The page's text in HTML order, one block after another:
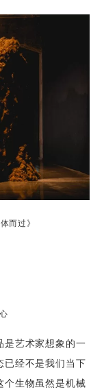
而过》
是艺术家想象的一
已经不是我们当下
个生物虽然是机械